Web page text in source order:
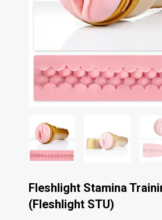
Fleshlight Stamina
(Fleshlight STU)